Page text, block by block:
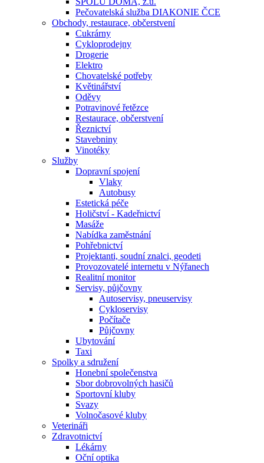
Pečovatelská služba DIAKONIE ČCE
Obchody, restaurace, občerstvení
Cukrárny
Cykloprodejny
Drogerie
Elektro
Chovatelské potřeby
Květinářství
Oděvy
Potravinové řetězce
Restaurace, občerstvení
Řeznictví
Stavebniny
Vinotéky
Služby
Dopravní spojení
Vlaky
Autobusy
Estetická péče
Holičství - Kadeřnictví
Masáže
Nabídka zaměstnání
Pohřebnictví
Projektanti, soudní znalci, geodeti
Provozovatelé internetu v Nýřanech
Realitní monitor
Servisy, půjčovny
Autoservisy, pneuservisy
Cykloservisy
Počítače
Půjčovny
Ubytování
Taxi
Spolky a sdružení
Honební společenstva
Sbor dobrovolných hasičů
Sportovní kluby
Svazy
Volnočasové kluby
Veterináři
Zdravotnictví
Lékárny
Oční optika